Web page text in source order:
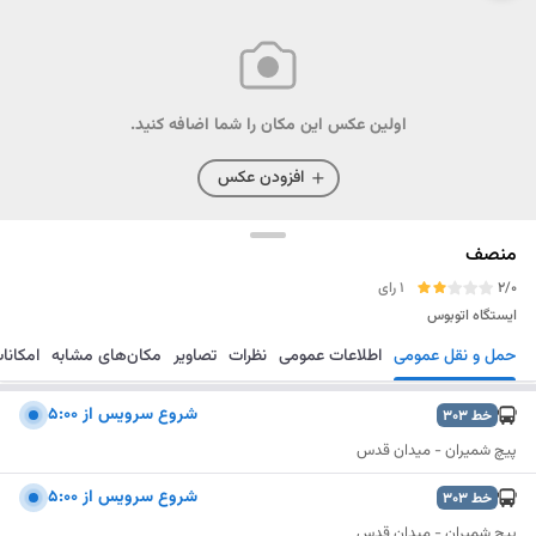
اولین عکس این مکان را شما اضافه کنید.
افزودن عکس
منصف
2/0
1 رای
ایستگاه اتوبوس
مسیریابی ذخیره ارسال حمل و نقل عمومی اطلاعات عمومی نظرات تصاویر مکان‌های مشابه
خط303 شروع سرويس از 5:00
پیچ شمیران - میدان قدس
خط303 شروع سرويس از 5:00